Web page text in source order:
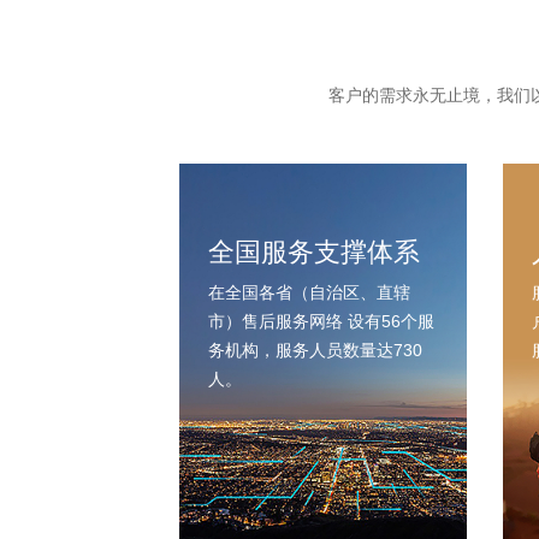
客户的需求永无止境，我们
全国服务支撑体系
在全国各省（自治区、直辖
市）售后服务网络 设有56个服
务机构，服务人员数量达730
人。